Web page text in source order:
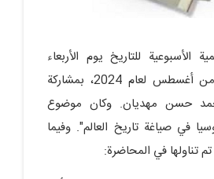
الأسبوعية للتاريخ يوم الأربعاء
الحادي والعشرين من أغسطس لعام 2024، بمشاركة
محمد حسن مهديان. وكان موضوع
في صياغة تاريخ العالم". وفيما
تناولها في المحاضرة: